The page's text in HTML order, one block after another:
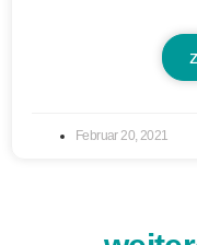
Februar 20, 2021